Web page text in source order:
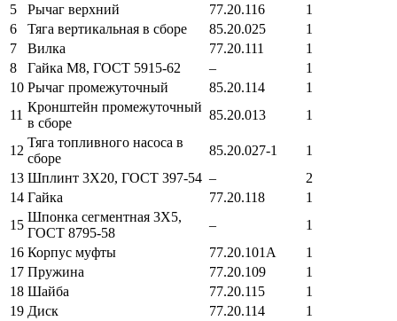
5
Рычаг верхний 77.20.116
1
6
Тяга вертикальная в сборе 85.20.025
1
7
Вилка 77.20.111
1
8
Гайка М8, ГОСТ 5915-62 –
1
10 Рычаг промежуточный 85.20.114
1
11
Кронштейн промежуточный
в сборе
85.20.013 1
12
Тяга топливного насоса в
сборе
85.20.027-1
1
13 Шплинт 3Х20, ГОСТ 397-54 –
2
14 Гайка 77.20.118
1
15
Шпонка сегментная 3Х5,
ГОСТ 8795-58
–
1
16 Корпус муфты 77.20.101А
1
17 Пружина 77.20.109
1
18 Шайба 77.20.115
1
19 Диск 77.20.114
1